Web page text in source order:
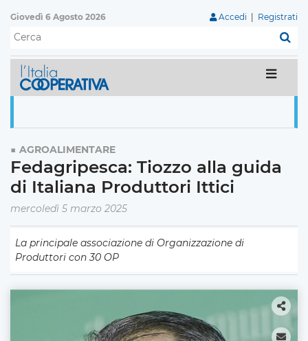
Giovedì 6 Agosto 2026 Accedi Registrati
AGROALIMENTARE
Fedagripesca: Tiozzo alla guida
di Italiana Produttori Ittici
mercoledì 5 marzo 2025
La principale associazione di Organizzazione di
Produttori con 30 OP